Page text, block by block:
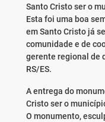
Santo Cristo ser o
Esta foi uma boa
em Santo Cristo já
comunidade e de
gerente regional de
RS/ES.
A entrega do
Cristo ser o
O monumento,